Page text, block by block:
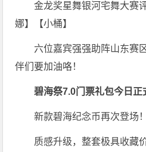
金龙奖星舞银河宅舞大赛
娜】【小桶】
六位嘉宾强强助阵山东赛
伴们要加油咯！
碧海祭7.0门票礼包今日正
新款碧海纪念币再次登场！
质感升级，整套极具收藏